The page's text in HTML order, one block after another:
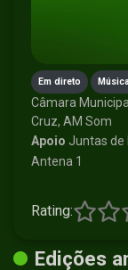
Em direto
Câmara
Cruz, AM Som
Apoio Juntas de
Antena 1
Rating:
Edições